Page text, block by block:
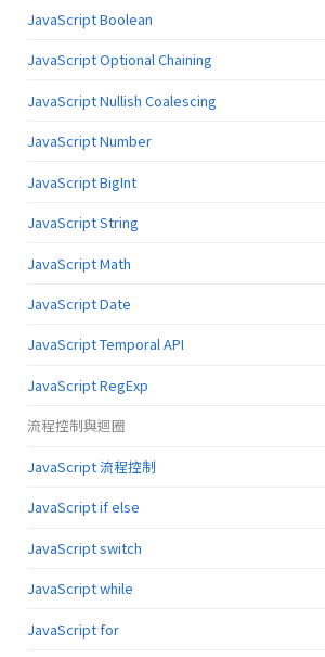
JavaScript Boolean
JavaScript Optional Chaining
JavaScript Nullish Coalescing
JavaScript Number
JavaScript BigInt
JavaScript String
JavaScript Math
JavaScript Date
JavaScript Temporal API
JavaScript RegExp
流程控制與迴圈
JavaScript 流程控制
JavaScript if else
JavaScript switch
JavaScript while
JavaScript for